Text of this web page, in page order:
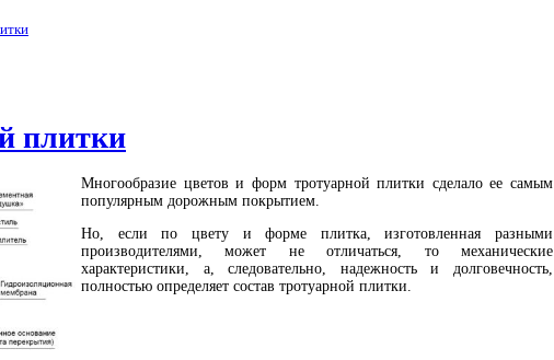
плитки
Многообразие цветов и форм тротуарной плитки сделало ее самым
популярным дорожным покрытием.
Но, если по цвету и форме плитка, изготовленная разными
производителями, может не отличаться, то механические
характеристики, а, следовательно, надежность и долговечность,
полностью определяет состав тротуарной плитки.